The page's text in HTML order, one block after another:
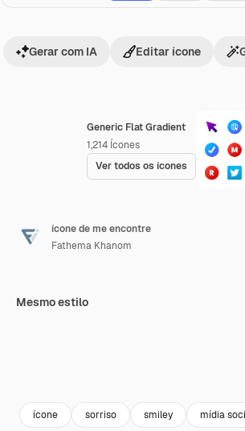
Generic Flat Gradient
1,214 Ícones
Ver todos os ícones
Gerar com IA Editar ícone
ícone de me encontre
Fathema Khanom
Mesmo estilo
ícone sorriso smiley mídia